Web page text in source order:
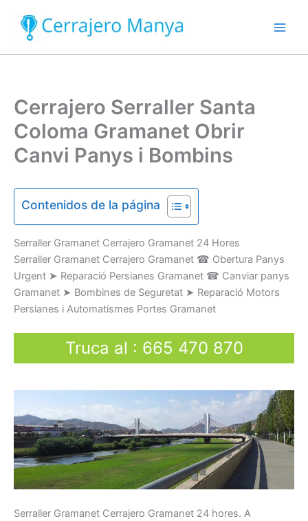
contenido
Cerrajero Serraller Santa
Coloma Gramanet Obrir
Canvi Panys i Bombins
Contenidos de la página
Serraller Gramanet Cerrajero Gramanet 24 Hores
Serraller Gramanet Cerrajero Gramanet ☎ Obertura Panys
Urgent ➤ Reparació Persianes Gramanet ☎ Canviar panys
Gramanet ➤ Bombines de Seguretat ➤ Reparació Motors
Persianes i Automatismes Portes Gramanet
Truca al : 665 470 870
Serraller Gramanet Cerrajero Gramanet 24 hores. A